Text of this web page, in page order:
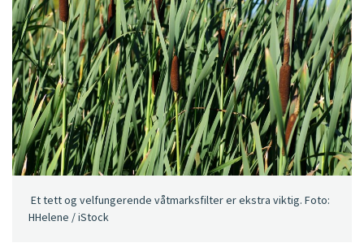
Et tett og velfungerende våtmarksfilter er ekstra viktig. Foto:
HHelene / iStock